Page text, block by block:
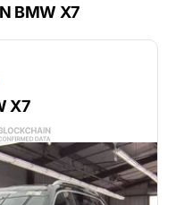
BMW X7
X7